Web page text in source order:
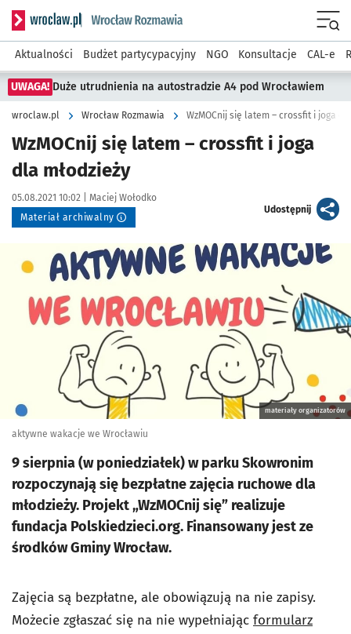
Serwis informacyjny wroclaw.pl podserwis: Rozmawia
Aktualności Budżet partycypacyjny NGO Konsultacje CAL-e
UWAGA! Duże utrudnienia na autostradzie A4 pod Wrocławiem
wroclaw.pl Wrocław Rozmawia WzMOCnij się latem – crossfit i joga
WzMOCnij się latem – crossfit i joga
dla młodzieży
Data publikacji:
05.08.2021 10:02 | Autor:
Maciej Wołodko
Materiał archiwalny
Udostępnijartykuł
Kliknij, aby powiększyć
materiały organizatorów
aktywne wakacje we Wrocławiu
9 sierpnia (w poniedziałek) w parku Skowronim
rozpoczynają się bezpłatne zajęcia ruchowe dla
młodzieży. Projekt „WzMOCnij się” realizuje
fundacja Polskiedzieci.org. Finansowany jest ze
środków Gminy Wrocław.
Zajęcia są bezpłatne, ale obowiązują na nie zapisy.
Możecie zgłaszać się na nie wypełniając formularz